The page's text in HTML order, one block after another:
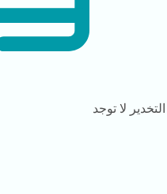
التخدير لا توجد